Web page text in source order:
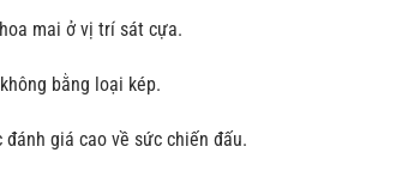
mai ở vị trí sát cựa.
bằng loại kép.
đánh giá cao về sức chiến đấu.